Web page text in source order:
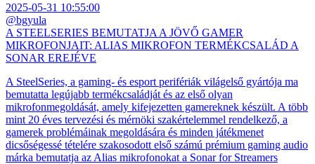
2025-05-31 10:55:00
@bgyula
A STEELSERIES BEMUTATJA A JÖVŐ GAMER
MIKROFONJAIT: ALIAS MIKROFON TERMÉKCSALÁD A
SONAR EREJÉVE
A SteelSeries, a gaming- és esport perifériák világelső gyártója ma
bemutatta legújabb termékcsaládját és az első olyan
mikrofonmegoldását, amely kifejezetten gamereknek készült. A több
mint 20 éves tervezési és mérnöki szakértelemmel rendelkező, a
gamerek problémáinak megoldására és minden játékmenet
dicsőségessé tételére szakosodott első számú prémium gaming audio
márka bemutatja az Alias mikrofonokat a Sonar for Streamers